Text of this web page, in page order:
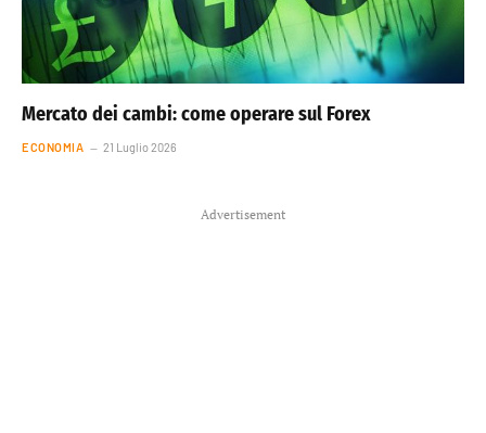
Mercato dei cambi: come operare sul Forex
ECONOMIA 21 Luglio 2026
Advertisement